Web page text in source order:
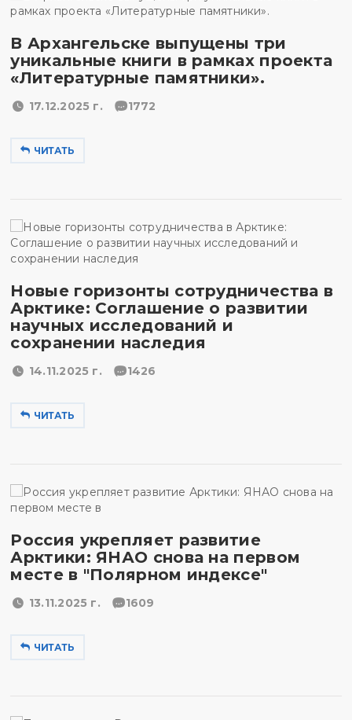
В Архангельске выпущены три
уникальные книги в рамках проекта
«Литературные памятники».
17.12.2025 г. 1772
ЧИТАТЬ
Новые горизонты сотрудничества в
Арктике: Соглашение о развитии
научных исследований и
сохранении наследия
14.11.2025 г. 1426
ЧИТАТЬ
Россия укрепляет развитие
Арктики: ЯНАО снова на первом
месте в "Полярном индексе"
13.11.2025 г. 1609
ЧИТАТЬ